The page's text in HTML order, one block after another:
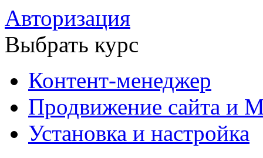
Авторизация
Выбрать курс
Контент-менеджер
Продвижение сайта и
Установка и настройка